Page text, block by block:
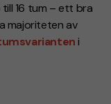
16 tum – ett bra
majoriteten av
i